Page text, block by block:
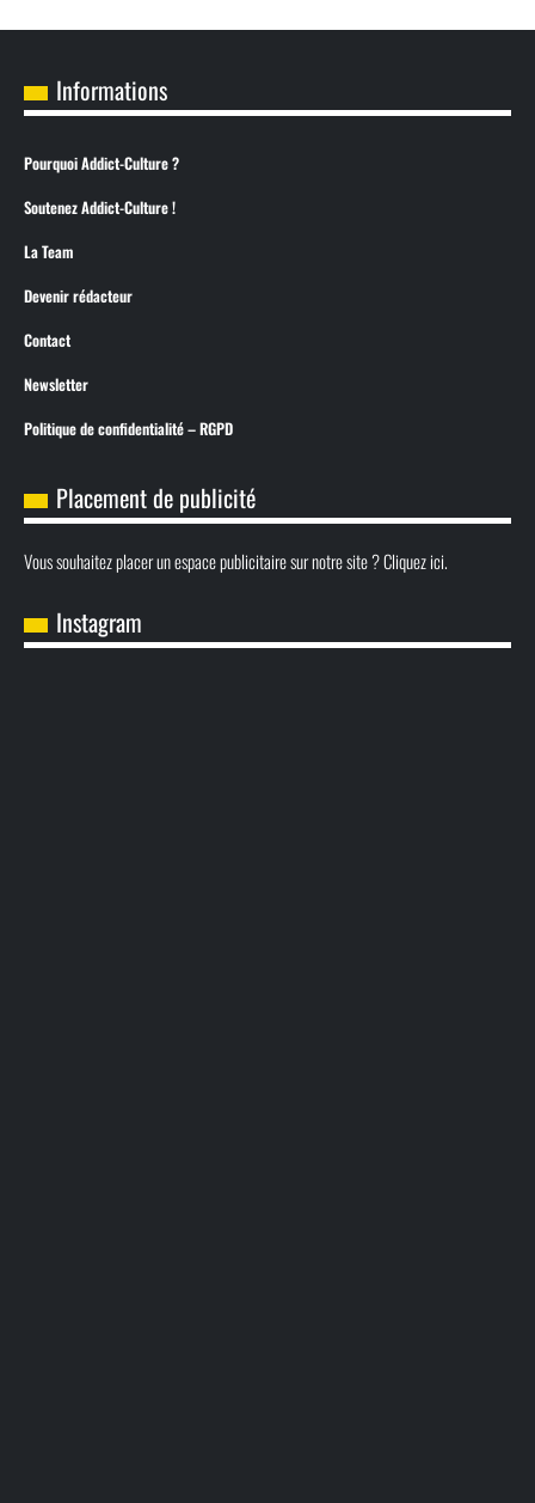
Informations
Pourquoi Addict-Culture ?
Soutenez Addict-Culture !
La Team
Devenir rédacteur
Contact
Newsletter
Politique de confidentialité – RGPD
Placement de publicité
Vous souhaitez placer un espace publicitaire sur notre site ? Cliquez ici.
Instagram